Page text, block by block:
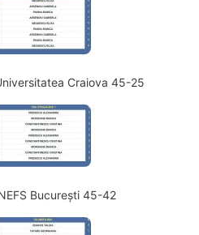
Craiova 45-25
București 45-42